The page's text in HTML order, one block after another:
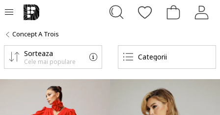
Concept A Trois
Categorii
Sorteaza
Cele mai populare